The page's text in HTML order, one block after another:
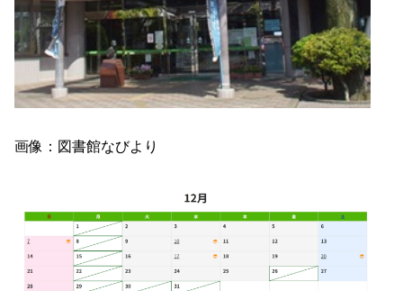
画像：図書館なびより